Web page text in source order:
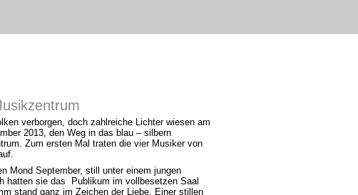
verborgen, doch zahlreiche Lichter wiesen am
2013, den Weg in das blau – silbern
Zum ersten Mal traten die vier Musiker von
Mond September, still unter einem jungen
hatten sie das Publikum im vollbesetzen Saal
stand ganz im Zeichen der Liebe. Einer stillen